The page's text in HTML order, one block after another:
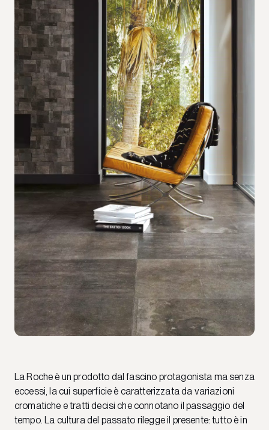
La Roche è un prodotto dal fascino protagonista ma senza
eccessi, la cui superficie è caratterizzata da variazioni
cromatiche e tratti decisi che connotano il passaggio del
tempo. La cultura del passato rilegge il presente: tutto è in